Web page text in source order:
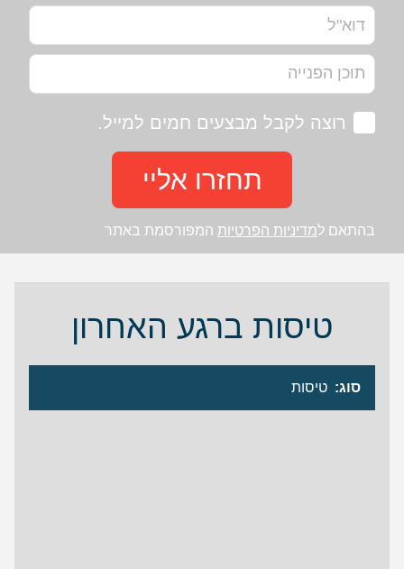
רוצה לקבל מבצעים חמים למייל.
תחזרו אליי
בהתאם למדיניות הפרטיות המפורסמת באתר
טיסות ברגע האחרון
סוג